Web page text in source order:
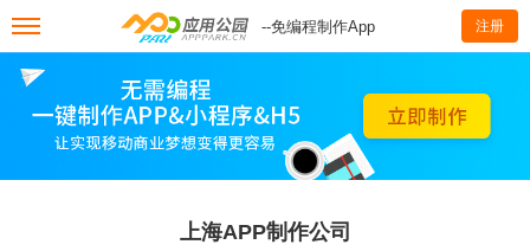
--免编程制作App 注册
上海APP制作公司